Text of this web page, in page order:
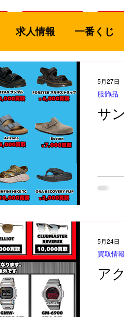
求人情報 一番くじ
古着 釣具
カード
楽器 CD/DVD/Blu-
、食器 募集 工具
サ
服飾品
5月27日
ア
買取情報
5月24日